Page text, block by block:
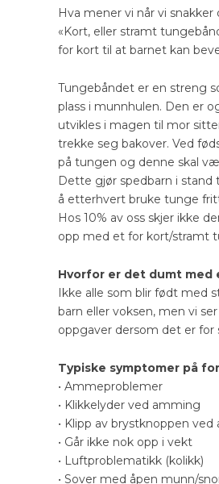
Hva mener vi når vi
«Kort, eller stramt
for kort til at barnet kan
Tungebåndet er en streng
plass i munnhulen. Den er
utvikles i magen til mor
trekke seg bakover. Ved
på tungen og denne skal
Dette gjør spedbarn i
å etterhvert bruke tunge
Hos 10% av oss skjer ikke
opp med et for kort/stramt
Hvorfor er det dumt
Ikke alle som blir født med
barn eller voksen, men vi
oppgaver dersom det er for
Typiske symptomer på
• Ammeproblemer
• Klikkelyder ved amming
• Klipp av brystknoppen
• Går ikke nok opp i vekt
• Luftproblematikk (kolikk)
• Sover med åpen munn/